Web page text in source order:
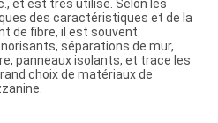
et est très utilisé. Selon les
des caractéristiques et de la
de fibre, il est souvent
séparations de mur,
panneaux isolants, et trace les
choix de matériaux de